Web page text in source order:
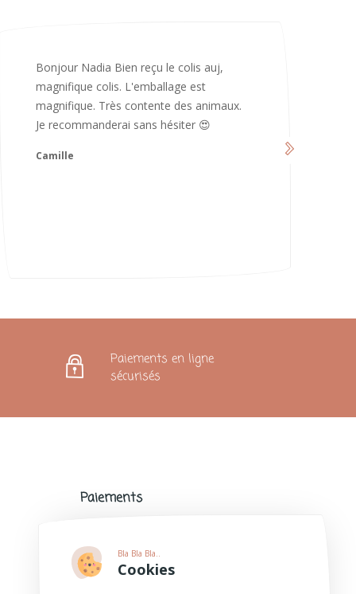
Bla Bla Bla..
Cookies
Merci infiniment, c’est magnifique 😍
d’avoir pris le temps de me répondre.
Nous sommes vraiment contents et
avons hâte de les utiliser 😄 bonne soirée
😍
Paiements en ligne
sécurisés
Paiements
modes de paiement populaires.
Plus d'informations